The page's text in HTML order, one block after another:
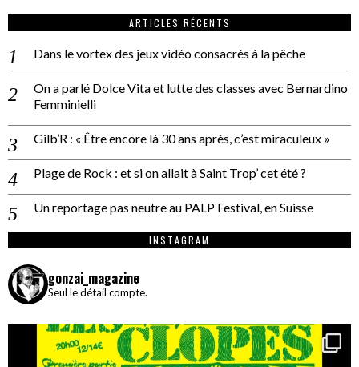
ARTICLES RÉCENTS
Dans le vortex des jeux vidéo consacrés à la pêche
On a parlé Dolce Vita et lutte des classes avec Bernardino
Femminielli
Gilb’R : « Être encore là 30 ans après, c’est miraculeux »
Plage de Rock : et si on allait à Saint Trop’ cet été ?
Un reportage pas neutre au PALP Festival, en Suisse
INSTAGRAM
gonzai_magazine
Seul le détail compte.